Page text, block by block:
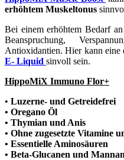
erhöhtem Muskeltonus
Bei einem erhöhtem Bedarf
Beanspruchung,
Antioxidantien. Hier kann eine
E- Liquid sinvoll sein.
HippoMiX Immuno Flor+
• Luzerne- und Getreidefrei
• Oregano Öl
• Thymian und Anis
• Ohne zugesetzte Vitamine
• Essentielle Aminosäuren
• Beta-Glucanen und